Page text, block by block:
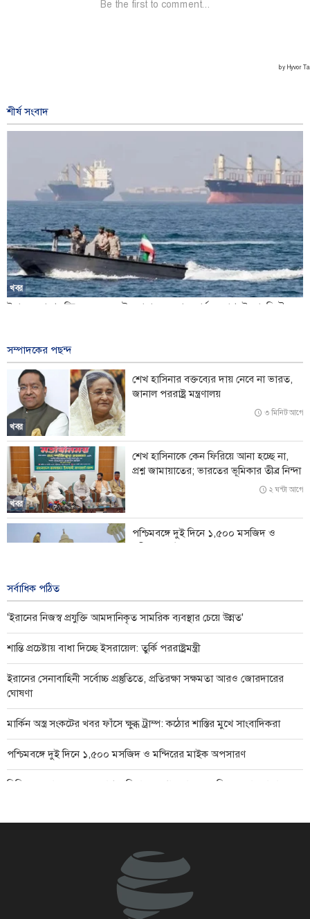
শীর্ষ সংবাদ
খবর
ইরানের সাথে চুক্তি হরমুজ সংকট সুরাহার একমাত্র কার্যকর পথ: ইকোনমিস্ট
আমেরিকাকে বিপর্যয়কর যুদ্ধে জড়িয়েছেন দুর্নীতিগ্রস্ত ট্রাম্প: স্যান্ডার্স
ভিডিও |
যৌথ প্রতিরক্ষা চুক্তিতে সই করল সৌদি আরব, তুরস্ক ও পাকিস্তান
ঐতিহাসিক কৌশলগত বিপর্যয়ে আমেরিকা ও ইসরায়েল হেরেছে, জিতেছে ইরান:
টেলিগ্রাফ
সৌদির ভাড়াটে-সেনা অবস্থানে ইয়েমেনি ক্ষেপণাস্ত্র ও ড্রোনের হামলা; নিহত অন্তত
৫৮
সম্পাদকের পছন্দ
খবর
শেখ হাসিনার বক্তব্যের দায় নেবে না ভারত,
জানাল পররাষ্ট্র মন্ত্রণালয়
৩ মিনিট আগে
খবর
শেখ হাসিনাকে কেন ফিরিয়ে আনা হচ্ছে না,
প্রশ্ন জামায়াতের; ভারতের ভূমিকার তীব্র নিন্দা
২ ঘন্টা আগে
খবর
পশ্চিমবঙ্গে দুই দিনে ১,৫০০ মসজিদ ও
সর্বাধিক পঠিত
'ইরানের নিজস্ব প্রযুক্তি আমদানিকৃত সামরিক ব্যবস্থার চেয়ে উন্নত'
শান্তি প্রচেষ্টায় বাধা দিচ্ছে ইসরায়েল: তুর্কি পররাষ্ট্রমন্ত্রী
ইরানের সেনাবাহিনী সর্বোচ্চ প্রস্তুতিতে, প্রতিরক্ষা সক্ষমতা আরও জোরদারের
ঘোষণা
মার্কিন অস্ত্র সংকটের খবর ফাঁসে ক্ষুব্ধ ট্রাম্প: কঠোর শাস্তির মুখে সাংবাদিকরা
পশ্চিমবঙ্গে দুই দিনে ১,৫০০ মসজিদ ও মন্দিরের মাইক অপসারণ
দিল্লিতে সংবাদ সম্মেলনে শেখ হাসিনাকে কথা বলার অনুমতি দেওয়ায় ঢাকার
ভিডিও |
দক্ষিণ লেবাননে দুই ইসরায়েলি সেনা নিহত
হামাস: দখলদারদের অভিযান আমাদের প্রতিরোধের অঙ্গীকার দুর্বল করতে